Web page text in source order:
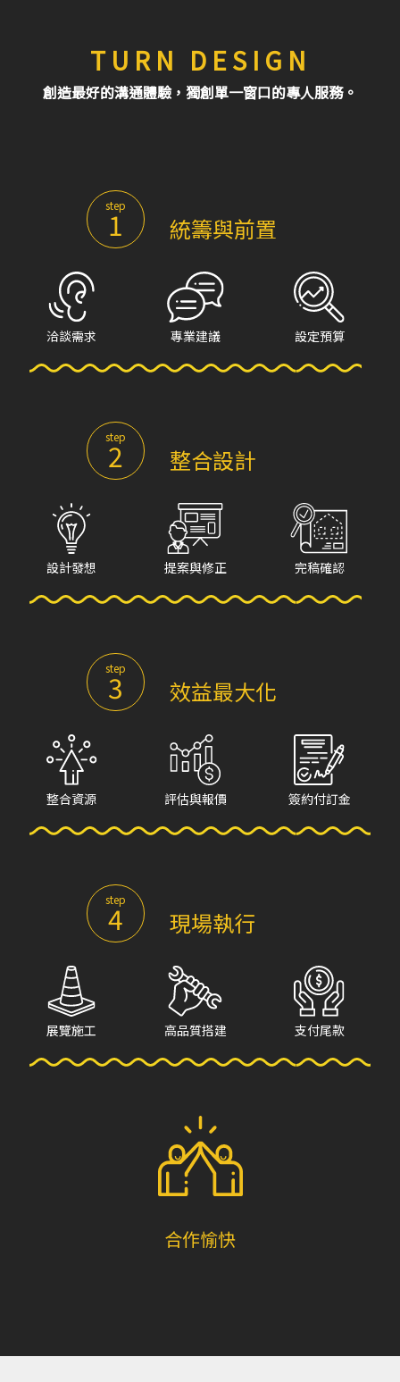
TURN DESIGN
創造最好的溝通體驗，獨創單一窗口的專人服務。
step
1 統籌與前置
洽談需求 專業建議 設定預算
step
2 整合設計
設計發想 提案與修正 完稿確認
step
3 效益最大化
整合資源 評估與報價 簽約付訂金
step
4 現場執行
展覽施工 高品質搭建 支付尾款
合作愉快